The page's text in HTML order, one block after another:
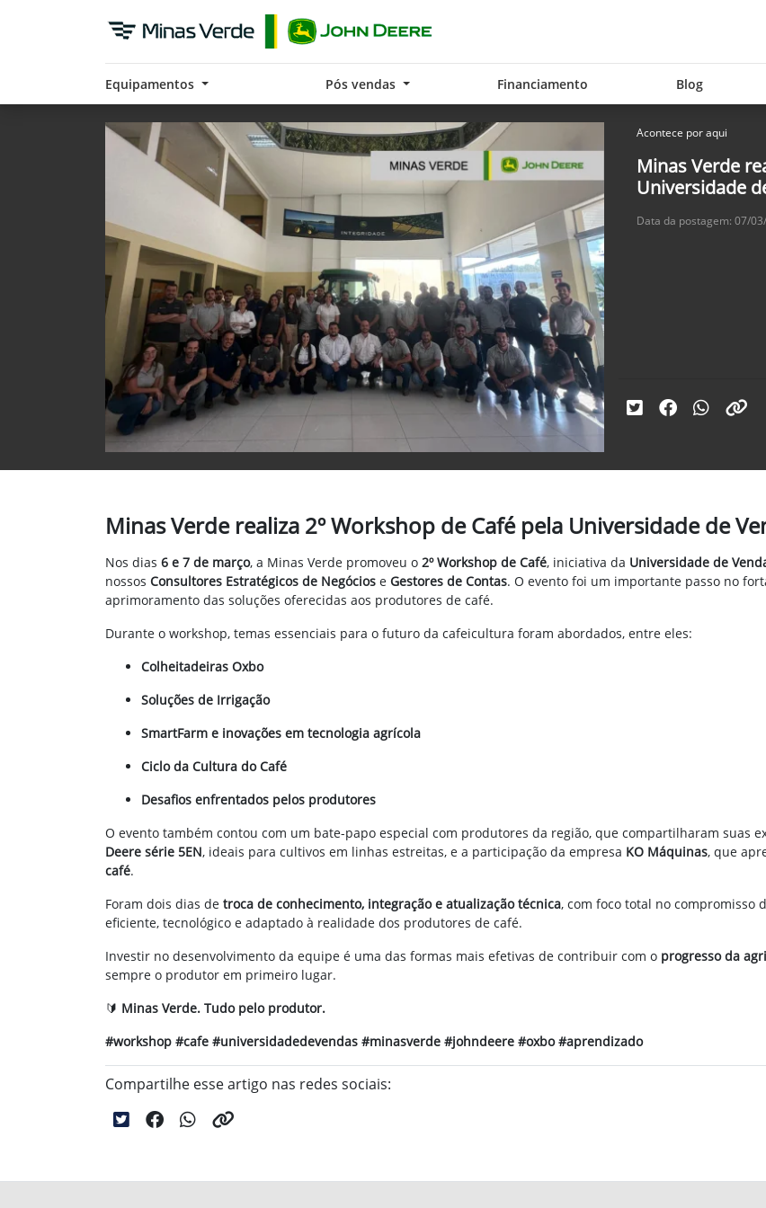
Equipamentos Pós vendas Financiamento Blog
Acontece por aqui
Minas Verde
Universidade
Data da postagem: 07/
Minas Verde realiza 2º Workshop de Café pela Universidade de
Nos dias 6 e 7 de março, a Minas Verde promoveu o 2º Workshop de Café, iniciativa da Universidade de
nossos Consultores Estratégicos de Negócios e Gestores de Contas. O evento foi um importante passo no
aprimoramento das soluções oferecidas aos produtores de café.
Durante o workshop, temas essenciais para o futuro da cafeicultura foram abordados, entre eles:
Colheitadeiras Oxbo
Soluções de Irrigação
SmartFarm e inovações em tecnologia agrícola
Ciclo da Cultura do Café
Desafios enfrentados pelos produtores
O evento também contou com um bate-papo especial com produtores da região, que compartilharam suas
Deere série 5EN, ideais para cultivos em linhas estreitas, e a participação da empresa KO Máquinas, que
café.
Foram dois dias de troca de conhecimento, integração e atualização técnica, com foco total no compromisso
eficiente, tecnológico e adaptado à realidade dos produtores de café.
Investir no desenvolvimento da equipe é uma das formas mais efetivas de contribuir com o progresso da
sempre o produtor em primeiro lugar.
🔰 Minas Verde. Tudo pelo produtor.
#workshop #cafe #universidadedevendas #minasverde #johndeere #oxbo #aprendizado
Compartilhe esse artigo nas redes sociais: